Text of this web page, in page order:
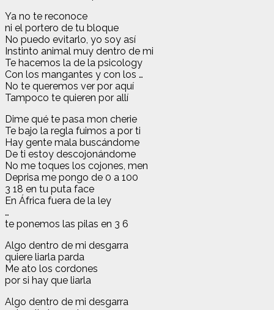
Ya no te reconoce
ni el portero de tu bloque
No puedo evitarlo, yo soy así
Instinto animal muy dentro de mi
Te hacemos la de la psicology
Con los mangantes y con los …
No te queremos ver por aquí
Tampoco te quieren por allí
Dime qué te pasa mon cherie
Te bajo la regla fuimos a por ti
Hay gente mala buscándome
De ti estoy descojonándome
No me toques los cojones, men
Deprisa me pongo de 0 a 100
3 18 en tu puta face
En África fuera de la ley
…
te ponemos las pilas en 3 6
Algo dentro de mi desgarra
quiere liarla parda
Me ato los cordones
por si hay que liarla
Algo dentro de mi desgarra